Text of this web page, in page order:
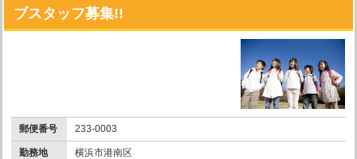
ブスタッフ募集!!
郵便番号 233-0003
勤務地 横浜市港南区